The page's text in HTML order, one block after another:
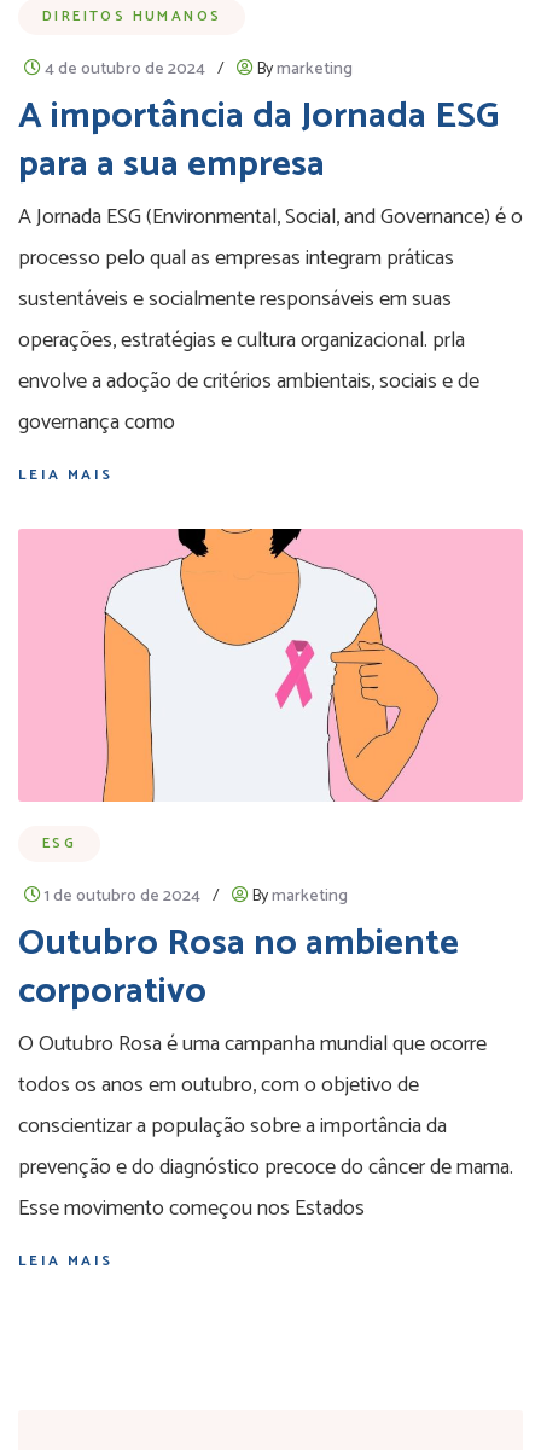
DIREITOS HUMANOS
4 de outubro de 2024 / Bymarketing
A importância da Jornada ESG
para a sua empresa
A Jornada ESG (Environmental, Social, and Governance) é o
processo pelo qual as empresas integram práticas
sustentáveis e socialmente responsáveis em suas
operações, estratégias e cultura organizacional. prla
envolve a adoção de critérios ambientais, sociais e de
governança como
LEIA MAIS
ESG
1 de outubro de 2024 / Bymarketing
Outubro Rosa no ambiente
corporativo
O Outubro Rosa é uma campanha mundial que ocorre
todos os anos em outubro, com o objetivo de
conscientizar a população sobre a importância da
prevenção e do diagnóstico precoce do câncer de mama.
Esse movimento começou nos Estados
LEIA MAIS